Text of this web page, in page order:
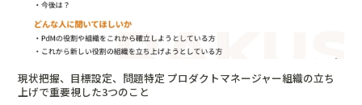
現状把握、目標設定、問題特定 プロダクトマネージャー組織の立ち
上げで重要視した3つのこと